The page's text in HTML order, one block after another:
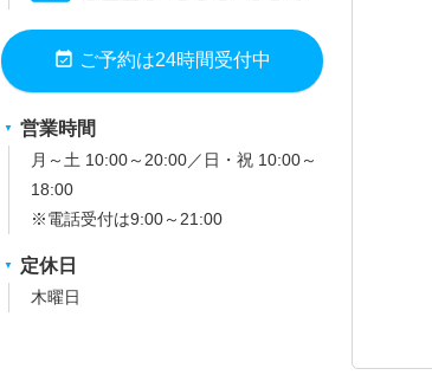
event_available ご予約は24時間受付中
営業時間
月～土 10:00～20:00／日・祝 10:00～
18:00
※電話受付は9:00～21:00
定休日
木曜日